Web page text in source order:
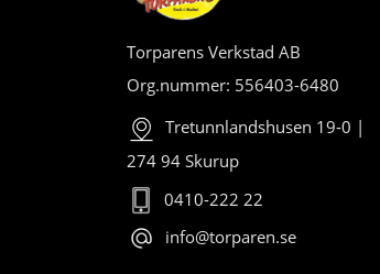
Torparens Verkstad AB
Org.nummer: 556403-6480
Tretunnlandshusen 19-0 |
274 94 Skurup
0410-222 22
info@torparen.se